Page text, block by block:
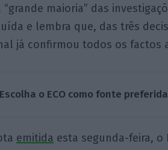
“grande maioria” das
e lembra que, das três
já confirmou todos os factos
Escolha o ECO como fonte
emitida esta segunda-feira,